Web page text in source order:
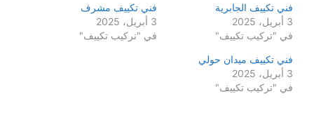
فني تكييف الجابرية
3 أبريل، 2025
في "تركيب تكييف"
فني تكييف مشرف
3 أبريل، 2025
في "تركيب تكييف"
فني تكييف ميدان حولي
3 أبريل، 2025
في "تركيب تكييف"